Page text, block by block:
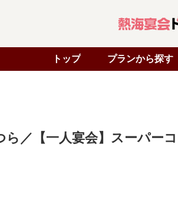
トップ プランから探す
ら／【一人宴会】スーパー